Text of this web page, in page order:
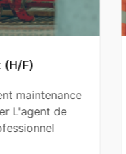
(H/F)
que le métier de :
du métier L'aide
principal dans